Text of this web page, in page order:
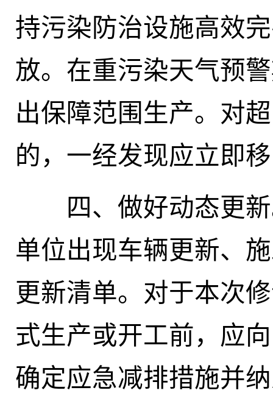
持污染防治设施高效
放。在重污染天气预
出保障范围生产。对
的，一经发现应立即
四、做好动态更新
单位出现车辆更新、
更新清单。对于本次
式生产或开工前，应
确定应急减排措施并